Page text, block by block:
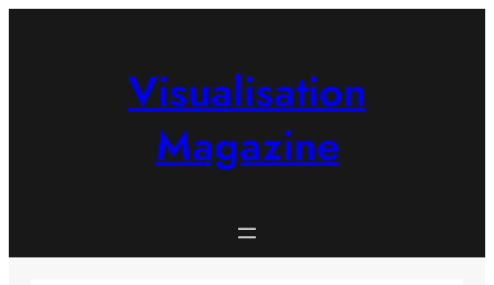
Visualisation
Magazine